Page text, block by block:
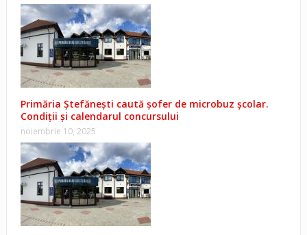
Primăria Ștefănești caută șofer de microbuz școlar.
Condiții și calendarul concursului
noiembrie 10, 2025